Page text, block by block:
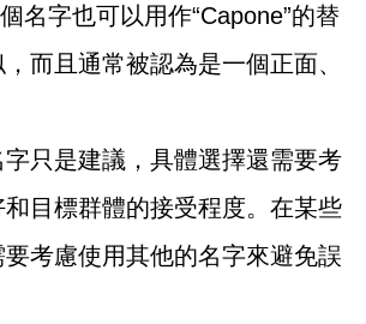
個名字也可以用作“Capone”的替
而且通常被認為是一個正面、
只是建議，具體選擇還需要考
目標群體的接受程度。在某些
考慮使用其他的名字來避免誤